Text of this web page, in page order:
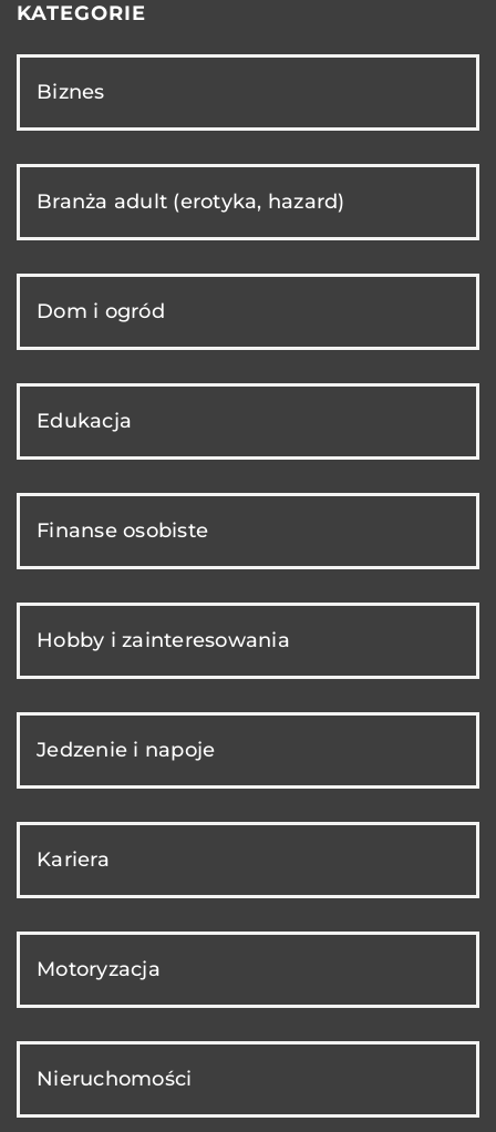
KATEGORIE
Biznes
Branża adult (erotyka, hazard)
Dom i ogród
Edukacja
Finanse osobiste
Hobby i zainteresowania
Jedzenie i napoje
Kariera
Motoryzacja
Nieruchomości